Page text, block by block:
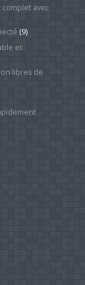
avec
(9)
et
libres de